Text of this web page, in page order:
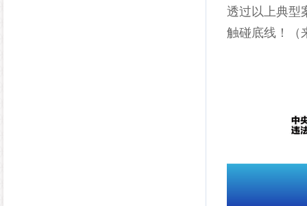
透过以上典型
触碰底线！（